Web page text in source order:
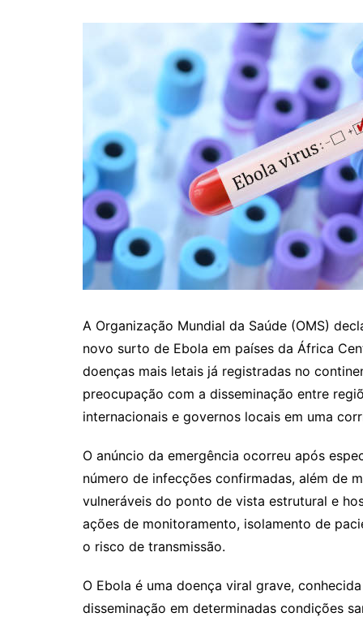
A Organização Mundial da Saúde (OMS)
novo surto de Ebola em países da África
doenças mais letais já registradas no
preocupação com a disseminação entre
internacionais e governos locais em uma
O anúncio da emergência ocorreu após
número de infecções confirmadas, além de
vulneráveis do ponto de vista estrutural e
ações de monitoramento, isolamento de
o risco de transmissão.
O Ebola é uma doença viral grave,
disseminação em determinadas condições